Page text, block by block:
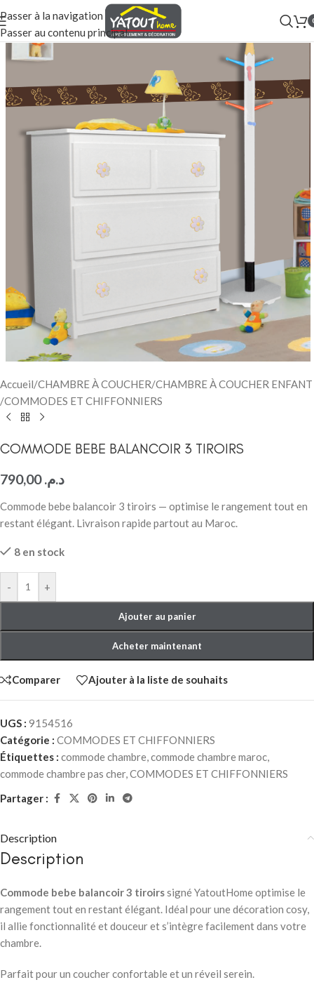
Passer à la navigation
Passer au contenu principal
Accueil/CHAMBRE À COUCHER/CHAMBRE À COUCHER ENFANT
/COMMODES ET CHIFFONNIERS
COMMODE BEBE BALANCOIR 3 TIROIRS
د.م.790,00
Commode bebe balancoir 3 tiroirs — optimise le rangement tout en
restant élégant. Livraison rapide partout au Maroc.
8 en stock
- +
Ajouter au panier
Acheter maintenant
Comparer Ajouter à la liste de souhaits
UGS : 9154516
Catégorie : COMMODES ET CHIFFONNIERS
Étiquettes : commode chambre commode chambre maroc
commode chambre pas cher, COMMODES ET CHIFFONNIERS
Partager :
Description
Description
Commode bebe balancoir 3 tiroirssigné YatoutHome optimise le
rangement tout en restant élégant. Idéal pour une décoration cosy,
il allie fonctionnalité et douceur et s’intègre facilement dans votre
chambre.
Parfait pour un coucher confortable et un réveil serein.